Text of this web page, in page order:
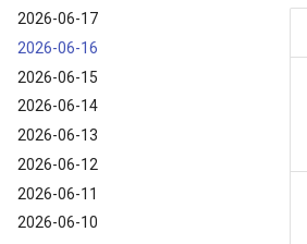
2026-06-17
2026-06-16
2026-06-15
2026-06-14
2026-06-13
2026-06-12
2026-06-11
2026-06-10